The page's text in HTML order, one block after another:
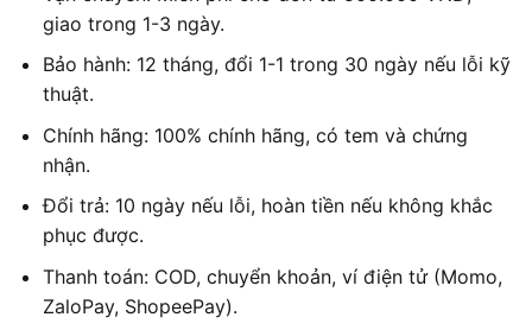
giao trong 1-3 ngày.
Bảo hành: 12 tháng, đổi 1-1 trong 30 ngày nếu lỗi kỹ
thuật.
Chính hãng: 100% chính hãng, có tem và chứng
nhận.
Đổi trả: 10 ngày nếu lỗi, hoàn tiền nếu không khắc
phục được.
Thanh toán: COD, chuyển khoản, ví điện tử (Momo,
ZaloPay, ShopeePay).